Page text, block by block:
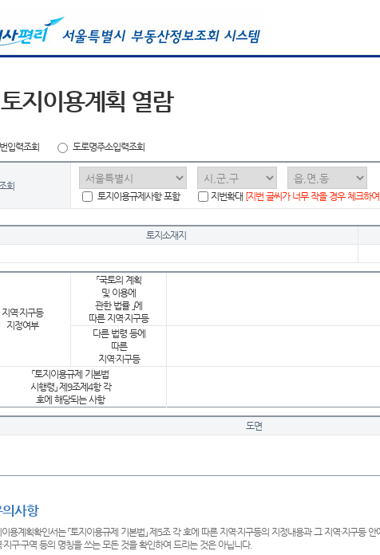
토지이용계획 열람
입력조회 도로명주소입력조회
회
토지이용규제사항 포함
지번확대 [지번 글씨가 너무 작을 경우 체크하
토지소재지
지역·지구등
지정여부
「국토의 계획
및 이용에
관한 법률 」에
따른 지역·지구등
다른 법령 등에
따른
지역·지구등
「토지이용규제 기본법
시행령」 제9조제4항 각
호에 해당되는 사항
도면
사항
용계획확인서는 「토지이용규제 기본법」 제5조 각 호에 따른 지역·지구등의 지정내용과 그 지역·지구
·지구·구역 등의 명칭을 쓰는 모든 것을 확인하여 드리는 것은 아닙니다.